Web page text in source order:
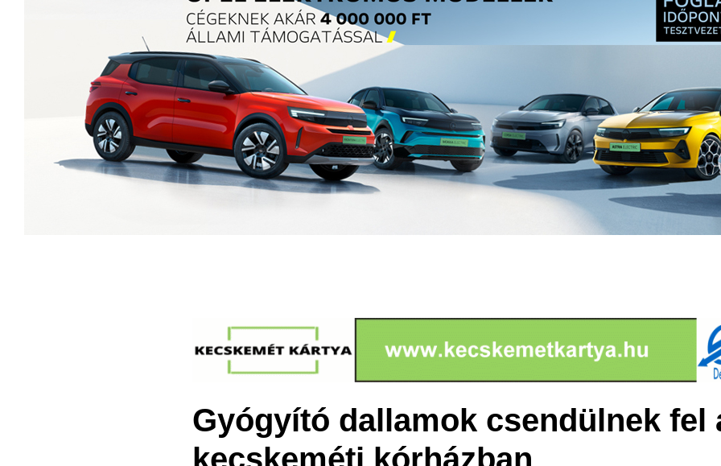
Gyógyító dallamok csendülnek fel